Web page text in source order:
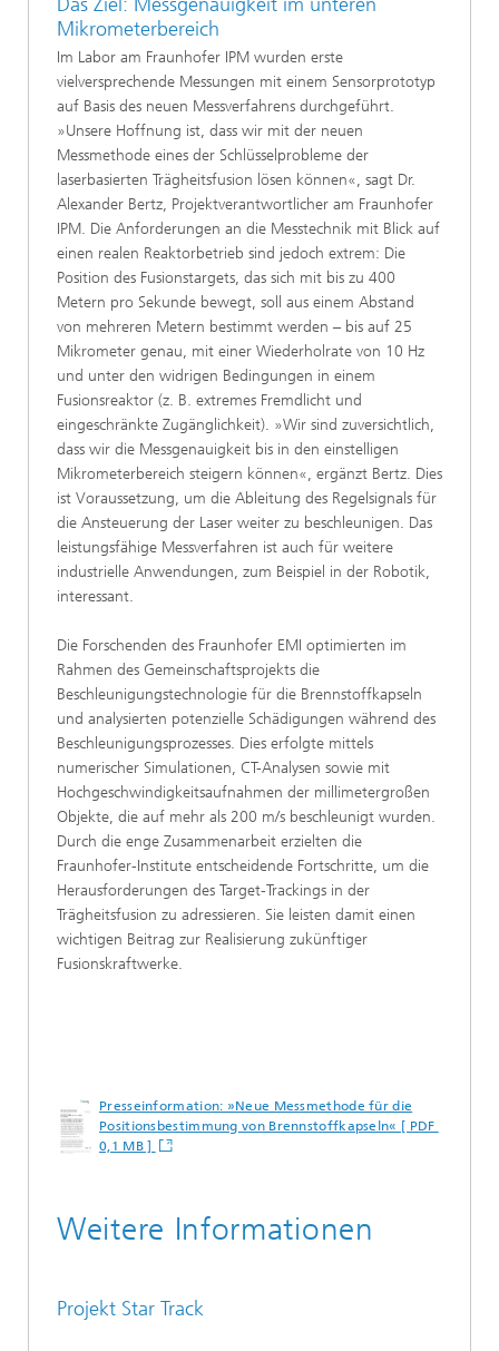
Mikrometerbereich
Im Labor am Fraunhofer IPM wurden erste
vielversprechende Messungen mit einem Sensorprototyp
auf Basis des neuen Messverfahrens durchgeführt.
»Unsere Hoffnung ist, dass wir mit der neuen
Messmethode eines der Schlüsselprobleme der
laserbasierten Trägheitsfusion lösen können«, sagt Dr.
Alexander Bertz, Projektverantwortlicher am Fraunhofer
IPM. Die Anforderungen an die Messtechnik mit Blick auf
einen realen Reaktorbetrieb sind jedoch extrem: Die
Position des Fusionstargets, das sich mit bis zu 400
Metern pro Sekunde bewegt, soll aus einem Abstand
von mehreren Metern bestimmt werden – bis auf 25
Mikrometer genau, mit einer Wiederholrate von 10 Hz
und unter den widrigen Bedingungen in einem
Fusionsreaktor (z. B. extremes Fremdlicht und
eingeschränkte Zugänglichkeit). »Wir sind zuversichtlich,
dass wir die Messgenauigkeit bis in den einstelligen
Mikrometerbereich steigern können«, ergänzt Bertz. Dies
ist Voraussetzung, um die Ableitung des Regelsignals für
die Ansteuerung der Laser weiter zu beschleunigen. Das
leistungsfähige Messverfahren ist auch für weitere
industrielle Anwendungen, zum Beispiel in der Robotik,
interessant.
Die Forschenden des Fraunhofer EMI optimierten im
Rahmen des Gemeinschaftsprojekts die
Beschleunigungstechnologie für die Brennstoffkapseln
und analysierten potenzielle Schädigungen während des
Beschleunigungsprozesses. Dies erfolgte mittels
numerischer Simulationen, CT-Analysen sowie mit
Hochgeschwindigkeitsaufnahmen der millimetergroßen
Objekte, die auf mehr als 200 m/s beschleunigt wurden.
Durch die enge Zusammenarbeit erzielten die
Fraunhofer-Institute entscheidende Fortschritte, um die
Herausforderungen des Target-Trackings in der
Trägheitsfusion zu adressieren. Sie leisten damit einen
wichtigen Beitrag zur Realisierung zukünftiger
Fusionskraftwerke.
Presseinformation: »Neue Messmethode für die
Positionsbestimmung von Brennstoffkapseln« [ PDF
0,1 MB ]
Weitere Informationen
Projekt Star Track